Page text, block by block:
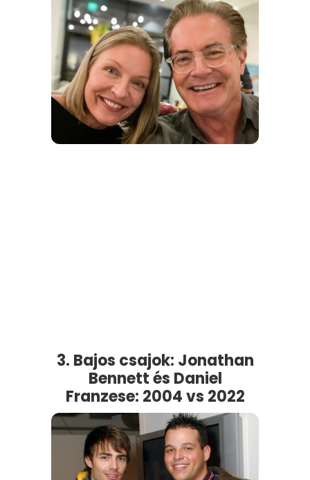
3. Bajos csajok: Jonathan
Bennett és Daniel
Franzese: 2004 vs 2022